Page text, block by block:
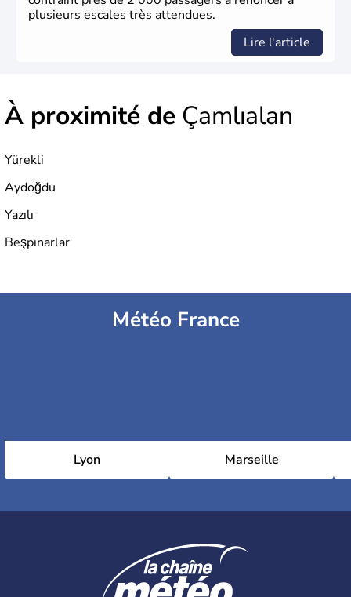
plusieurs escales très attendues.
Lire l'article
À proximité de Çamlıalan
Yürekli
Aydoğdu
Yazılı
Beşpınarlar
Météo France
Lyon Marseille